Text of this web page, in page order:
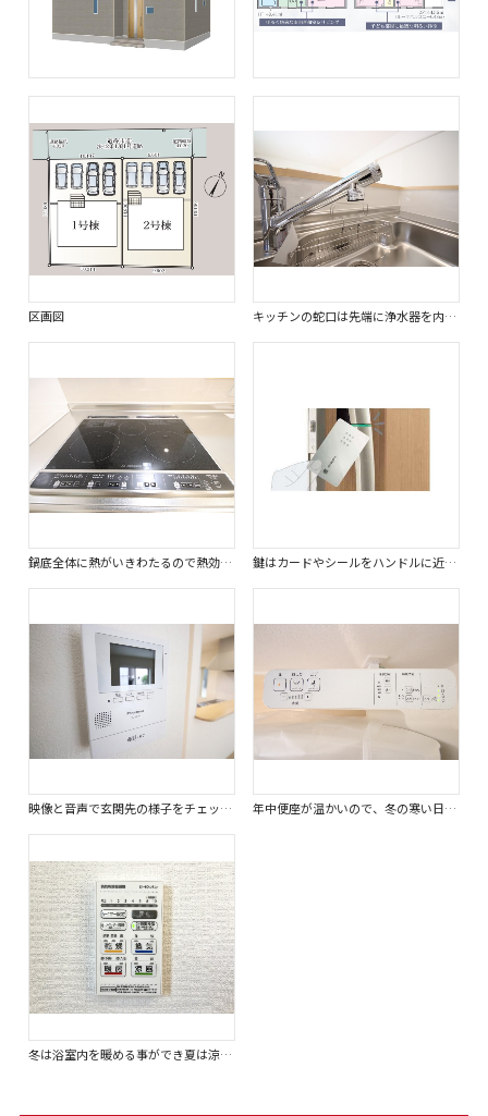
区画図 キッチンの蛇口は先端に浄水器を内蔵しているためスペースを取らず、見た目もスッキリしています。
鍋底全体に熱がいきわたるので熱効率が良いのが特徴です。掃除もしやすいので清潔な環境を維持できます。 鍵はカードやシールをハンドルに近づけるだけで開け閉め出来きます。
映像と音声で玄関先の様子をチェックできるTVモニタ付インターホン。 年中便座が温かいので、冬の寒い日など温かい便座に座れます。
冬は浴室内を暖める事ができ夏は涼しくする事ができるため入浴時を快適に過ごせます。